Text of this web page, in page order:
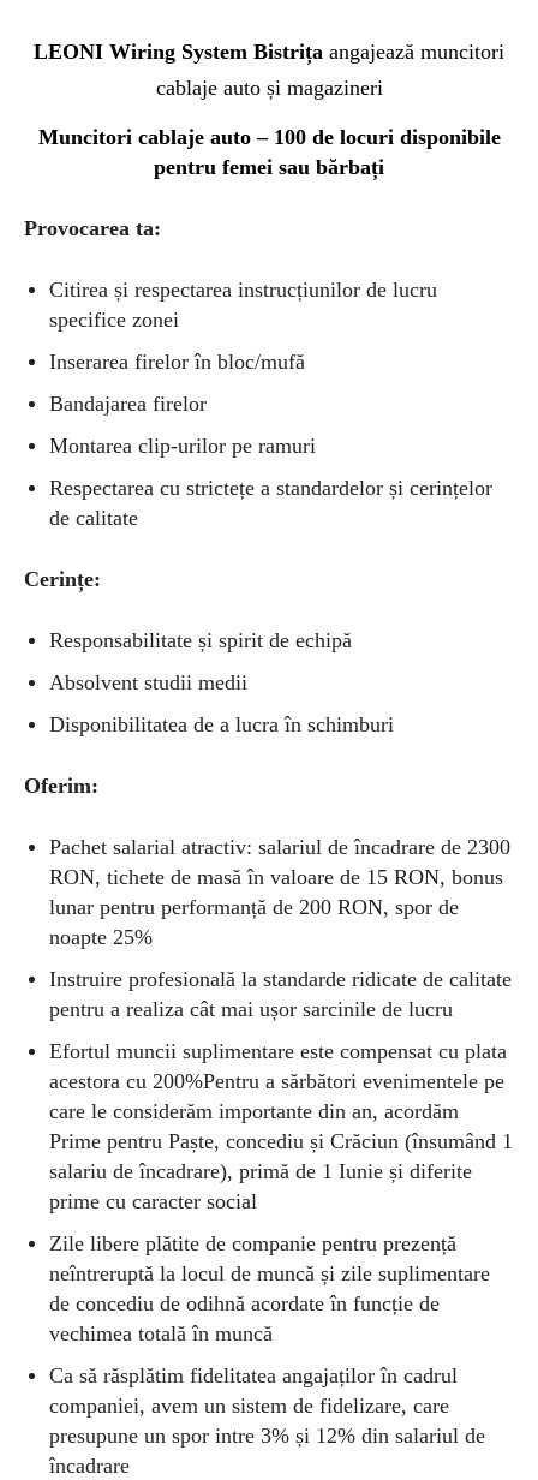
LEONI Wiring System Bistrița angajează muncitori
cablaje auto și magazineri
Muncitori cablaje auto – 100 de locuri disponibile
pentru femei sau bărbați
Provocarea ta:
Citirea și respectarea instrucțiunilor de lucru
specifice zonei
Inserarea firelor în bloc/mufă
Bandajarea firelor
Montarea clip-urilor pe ramuri
Respectarea cu strictețe a standardelor și cerințelor
de calitate
Cerințe:
Responsabilitate și spirit de echipă
Absolvent studii medii
Disponibilitatea de a lucra în schimburi
Oferim:
Pachet salarial atractiv: salariul de încadrare de 2300
RON, tichete de masă în valoare de 15 RON, bonus
lunar pentru performanță de 200 RON, spor de
noapte 25%
Instruire profesională la standarde ridicate de calitate
pentru a realiza cât mai ușor sarcinile de lucru
Efortul muncii suplimentare este compensat cu plata
acestora cu 200%Pentru a sărbători evenimentele pe
care le considerăm importante din an, acordăm
Prime pentru Paște, concediu și Crăciun (însumând 1
salariu de încadrare), primă de 1 Iunie și diferite
prime cu caracter social
Zile libere plătite de companie pentru prezență
neîntreruptă la locul de muncă și zile suplimentare
de concediu de odihnă acordate în funcție de
vechimea totală în muncă
Ca să răsplătim fidelitatea angajaților în cadrul
companiei, avem un sistem de fidelizare, care
presupune un spor intre 3% și 12% din salariul de
încadrare